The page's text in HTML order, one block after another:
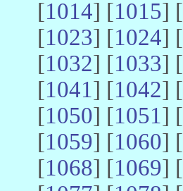
[1014] [1015] [
[1023] [1024] [
[1032] [1033] [
[1041] [1042] [
[1050] [1051] [
[1059] [1060] [
[1068] [1069] [